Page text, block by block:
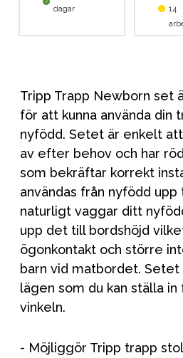
dagar
14
Tripp Trapp Newborn set
för att kunna använda din
nyfödd. Setet är enkelt
av efter behov och har
som bekräftar korrekt
användas från nyfödd upp
naturligt vaggar ditt
upp det till bordshöjd
ögonkontakt och större
barn vid matbordet. Setet
lägen som du kan ställa
vinkeln.
- Möjliggör Tripp trapp